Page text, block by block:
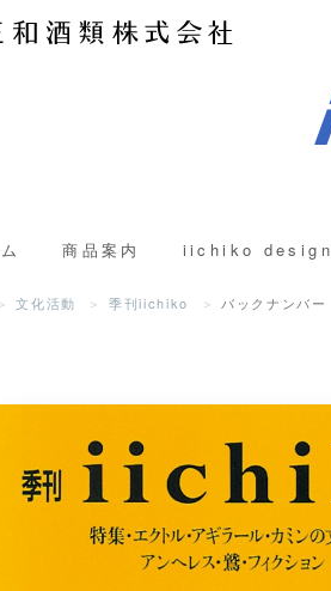
商品案内 iichiko design
文化活動 季刊iichiko バックナンバー